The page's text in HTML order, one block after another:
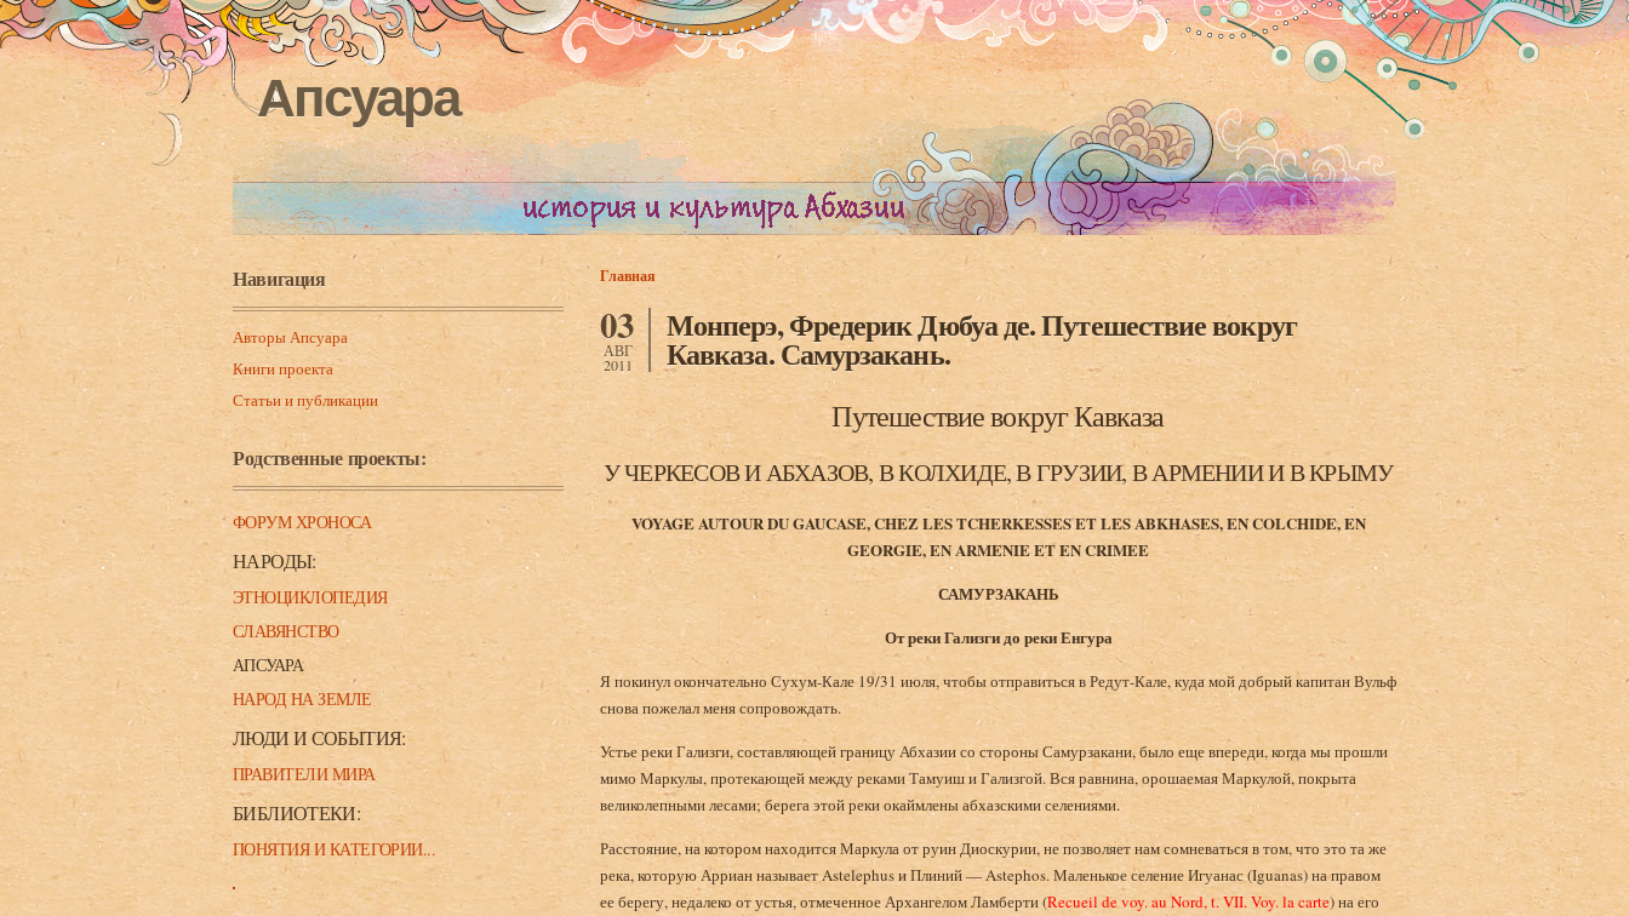
Апсуара
Навигация
Авторы Апсуара
Книги проекта
Статьи и публикации
Родственные проекты:
ФОРУМ ХРОНОСА
НАРОДЫ:
ЭТНОЦИКЛОПЕДИЯ
СЛАВЯНСТВО
АПСУАРА
НАРОД НА ЗЕМЛЕ
ЛЮДИ И СОБЫТИЯ:
ПРАВИТЕЛИ МИРА
БИБЛИОТЕКИ:
ПОНЯТИЯ И КАТЕГОРИИ...
Вы здесь
Главная
03
АВГ
2011
Монперэ, Фредерик Дюбуа де. Путешествие вокруг
Кавказа. Самурзакань.
Путешествие вокруг Кавказа
У ЧЕРКЕСОВ И АБХАЗОВ, В КОЛХИДЕ, В ГРУЗИИ, В АРМЕНИИ И В КРЫМУ
VOYAGE AUTOUR DU GAUCASE, CHEZ LES TCHERKESSES ET LES ABKHASES, EN COLCHIDE, EN
GEORGIE, EN ARMENIE ET EN CRIMEE
САМУРЗАКАНЬ
От реки Гализги до реки Енгура
Я покинул окончательно Сухум-Кале 19/31 июля, чтобы отправиться в Редут-Кале, куда мой добрый капитан Вульф
снова пожелал меня сопровождать.
Устье реки Гализги, составляющей границу Абхазии со стороны Самурзакани, было еще впереди, когда мы прошли
мимо Маркулы, протекающей между реками Тамуиш и Гализгой. Вся равнина, орошаемая Маркулой, покрыта
великолепными лесами; берега этой реки окаймлены абхазскими селениями.
Расстояние, на котором находится Маркула от руин Диоскурии, не позволяет нам сомневаться в том, что это та же
река, которую Арриан называет Astelephus и Плиний — Astephos. Маленькое селение Игуанас (Iguanas) на правом
ее берегу, недалеко от устья, отмеченное Архангелом Ламберти (Recueil de voy. au Nord, t. VII. Voy. la carte) на его